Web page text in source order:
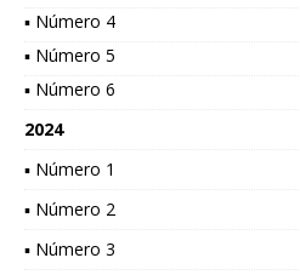
▪ Número 4
▪ Número 5
▪ Número 6
2024
▪ Número 1
▪ Número 2
▪ Número 3